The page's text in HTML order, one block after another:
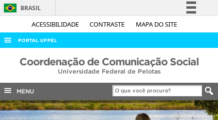
ACESSIBILIDADE CONTRASTE MAPA DO SITE
BRASIL
Simplifique!
Acesso à informação
Legislação
Canais
PORTAL UFPEL
ACESSO À INFORMAÇÃO
COBALTO
CONCURSOS
Coordenação de Comunicação Social
Universidade Federal de Pelotas
MENU